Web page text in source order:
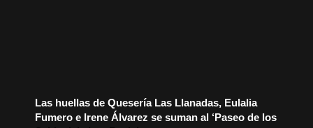
Las huellas de Quesería Las Llanadas, Eulalia
Fumero e Irene Álvarez se suman al ‘Paseo de los